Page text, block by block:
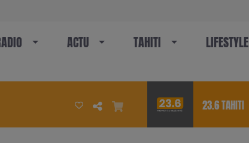
ACTU TAHITI LIFESTYLE
23.6 TAHITI